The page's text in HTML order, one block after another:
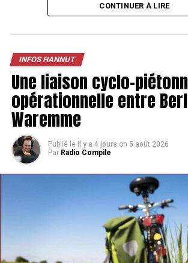
CONTINUER À LIRE
INFOS HANNUT
Une liaison cyclo-
opérationnelle entre
Waremme
Publié le Il y a 4 jours on 5 août 2026
Par Radio Compile